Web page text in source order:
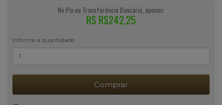
No Pix ou Transferência Bancária, apenas:
R$ R$242,25
Informe a quantidade:
Comprar